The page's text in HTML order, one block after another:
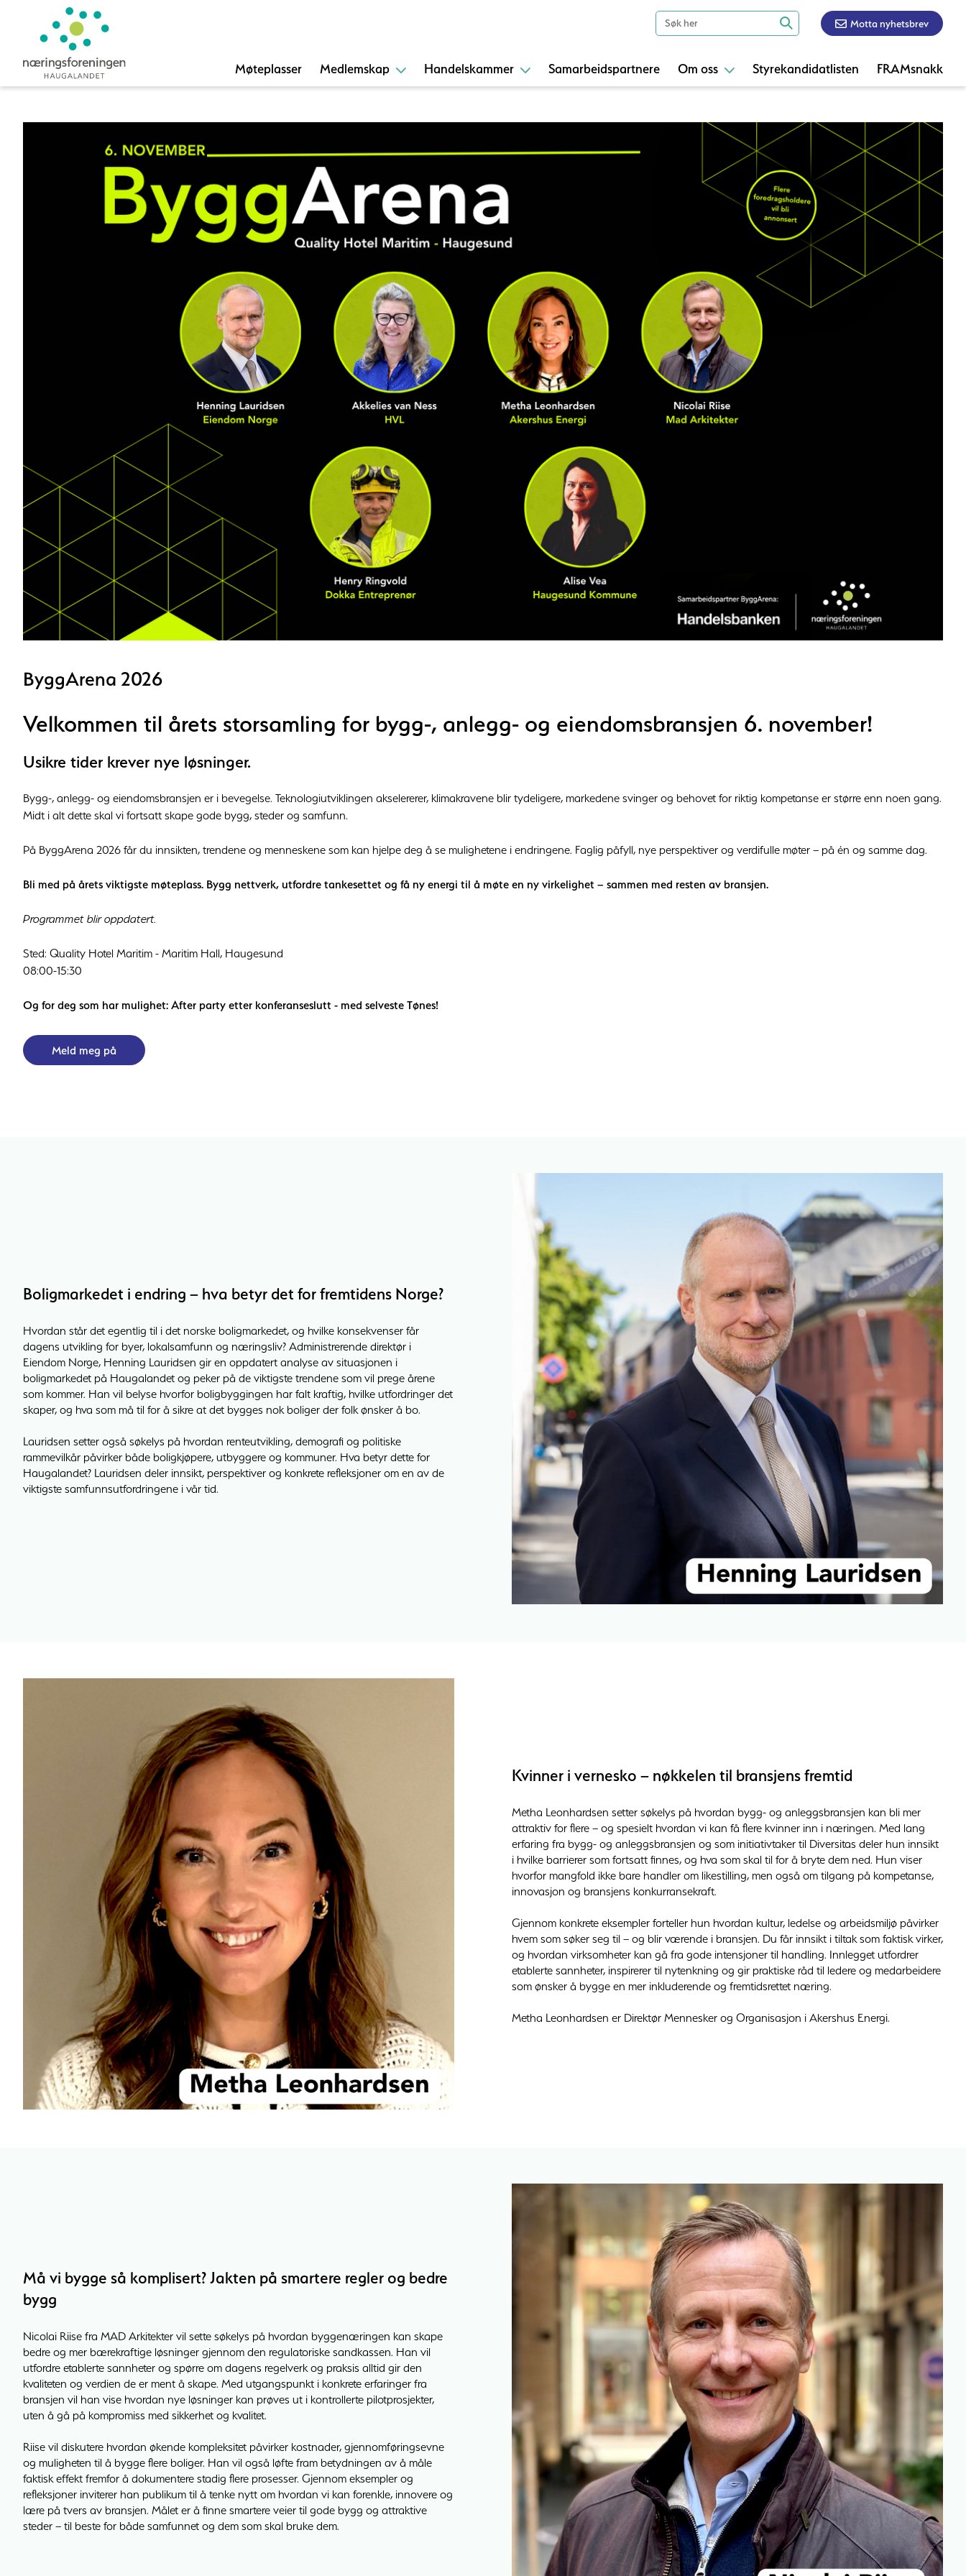
Motta nyhetsbrev
Møteplasser Medlemskap Handelskammer Samarbeidspartnere Om oss Styrekandidatlisten FRAMsnakk
ByggArena 2026
Velkommen til årets storsamling for bygg-, anlegg- og eiendomsbransjen 6. november!
Usikre tider krever nye løsninger.
Bygg-, anlegg- og eiendomsbransjen er i bevegelse. Teknologiutviklingen akselererer, klimakravene blir tydeligere, markedene svinger og behovet for riktig kompetanse er større enn noen gang.
Midt i alt dette skal vi fortsatt skape gode bygg, steder og samfunn.
På ByggArena 2026 får du innsikten, trendene og menneskene som kan hjelpe deg å se mulighetene i endringene. Faglig påfyll, nye perspektiver og verdifulle møter – på én og samme dag.
Bli med på årets viktigste møteplass. Bygg nettverk, utfordre tankesettet og få ny energi til å møte en ny virkelighet – sammen med resten av bransjen.
Programmet blir oppdatert.
Sted: Quality Hotel Maritim - Maritim Hall, Haugesund
08:00-15:30
Og for deg som har mulighet: After party etter konferanseslutt - med selveste Tønes!
Meld meg på
Boligmarkedet i endring – hva betyr det for fremtidens Norge?
Hvordan står det egentlig til i det norske boligmarkedet, og hvilke konsekvenser får
dagens utvikling for byer, lokalsamfunn og næringsliv? Administrerende direktør i
Eiendom Norge, Henning Lauridsen gir en oppdatert analyse av situasjonen i
boligmarkedet på Haugalandet og peker på de viktigste trendene som vil prege årene
som kommer. Han vil belyse hvorfor boligbyggingen har falt kraftig, hvilke utfordringer det
skaper, og hva som må til for å sikre at det bygges nok boliger der folk ønsker å bo.
Lauridsen setter også søkelys på hvordan renteutvikling, demografi og politiske
rammevilkår påvirker både boligkjøpere, utbyggere og kommuner. Hva betyr dette for
Haugalandet? Lauridsen deler innsikt, perspektiver og konkrete refleksjoner om en av de
viktigste samfunnsutfordringene i vår tid.
Kvinner i vernesko – nøkkelen til bransjens fremtid
Metha Leonhardsen setter søkelys på hvordan bygg- og anleggsbransjen kan bli mer
attraktiv for flere – og spesielt hvordan vi kan få flere kvinner inn i næringen. Med lang
erfaring fra bygg- og anleggsbransjen og som initiativtaker til Diversitas deler hun innsikt
i hvilke barrierer som fortsatt finnes, og hva som skal til for å bryte dem ned. Hun viser
hvorfor mangfold ikke bare handler om likestilling, men også om tilgang på kompetanse,
innovasjon og bransjens konkurransekraft.
Gjennom konkrete eksempler forteller hun hvordan kultur, ledelse og arbeidsmiljø påvirker
hvem som søker seg til – og blir værende i bransjen. Du får innsikt i tiltak som faktisk virker,
og hvordan virksomheter kan gå fra gode intensjoner til handling. Innlegget utfordrer
etablerte sannheter, inspirerer til nytenkning og gir praktiske råd til ledere og medarbeidere
som ønsker å bygge en mer inkluderende og fremtidsrettet næring.
Metha Leonhardsen er Direktør Mennesker og Organisasjon i Akershus Energi.
Må vi bygge så komplisert? Jakten på smartere regler og bedre
bygg
Nicolai Riise fra MAD Arkitekter vil sette søkelys på hvordan byggenæringen kan skape
bedre og mer bærekraftige løsninger gjennom den regulatoriske sandkassen. Han vil
utfordre etablerte sannheter og spørre om dagens regelverk og praksis alltid gir den
kvaliteten og verdien de er ment å skape. Med utgangspunkt i konkrete erfaringer fra
bransjen vil han vise hvordan nye løsninger kan prøves ut i kontrollerte pilotprosjekter,
uten å gå på kompromiss med sikkerhet og kvalitet.
Riise vil diskutere hvordan økende kompleksitet påvirker kostnader, gjennomføringsevne
og muligheten til å bygge flere boliger. Han vil også løfte fram betydningen av å måle
faktisk effekt fremfor å dokumentere stadig flere prosesser. Gjennom eksempler og
refleksjoner inviterer han publikum til å tenke nytt om hvordan vi kan forenkle, innovere og
lære på tvers av bransjen. Målet er å finne smartere veier til gode bygg og attraktive
steder – til beste for både samfunnet og dem som skal bruke dem.